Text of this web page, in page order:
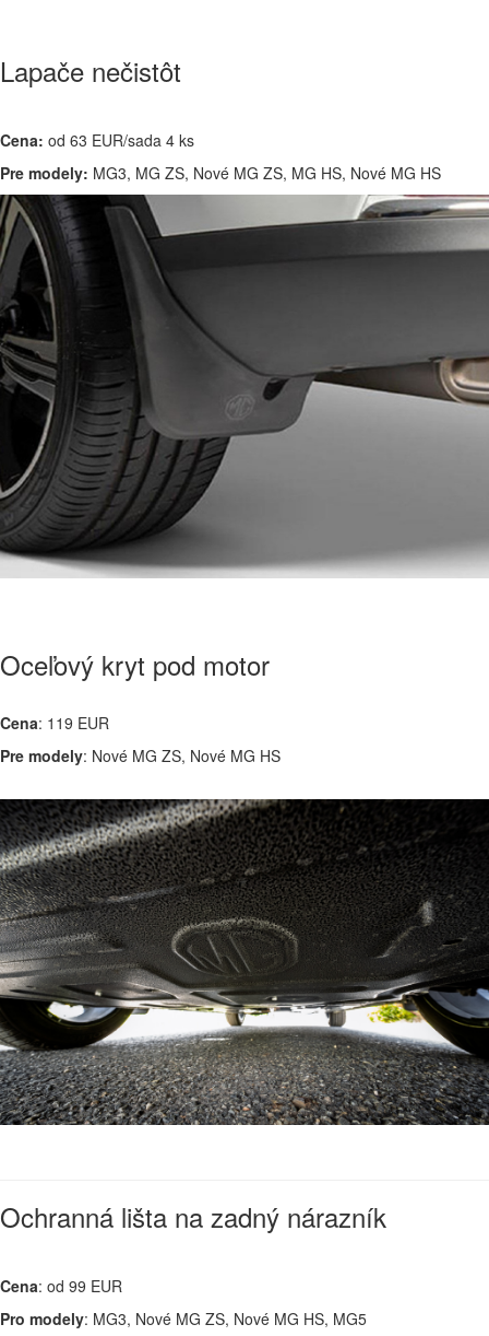
Lapače nečistôt
Cena: od 63 EUR/sada 4 ks
Pre modely: MG3, MG ZS, Nové MG ZS, MG HS, Nové MG HS
Oceľový kryt pod motor
Cena: 119 EUR
Pre modely: Nové MG ZS, Nové MG HS
Ochranná lišta na zadný nárazník
Cena: od 99 EUR
Pro modely: MG3, Nové MG ZS, Nové MG HS, MG5